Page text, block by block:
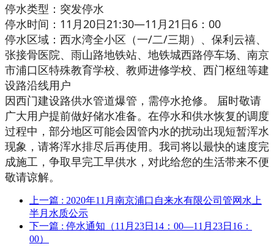
停水类型：突发停水
停水时间：11月20日21:30—11月21日6：00
停水区域：西水湾全小区（一/二/三期）、保利云禧、
张接骨医院、雨山路地铁站、地铁城西路停车场、南京
市浦口区特殊教育学校、教师进修学校、西门枢纽等建
设路沿线用户
因西门建设路供水管道爆管，需停水抢修。 届时敬请
广大用户提前做好储水准备。在停水和供水恢复的调度
过程中，部分地区可能会因管内水的扰动出现短暂浑水
现象，请将浑水排尽后再使用。我司将以最快的速度完
成施工，争取早完工早供水，对此给您的生活带来不便
敬请谅解。
上一篇 : 2020年11月南京浦口自来水有限公司管网水上
半月水质公示
下一篇 : 停水通知（11月23日14：00—11月23日16：
00）